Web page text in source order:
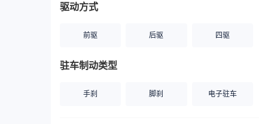
驱动方式
前驱 后驱 四驱
驻车制动类型
手刹 脚刹 电子驻车